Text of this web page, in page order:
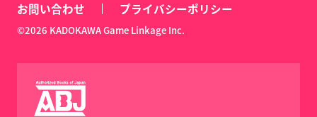
お問い合わせ プライバシーポリシー
©2026 KADOKAWA Game Linkage Inc.